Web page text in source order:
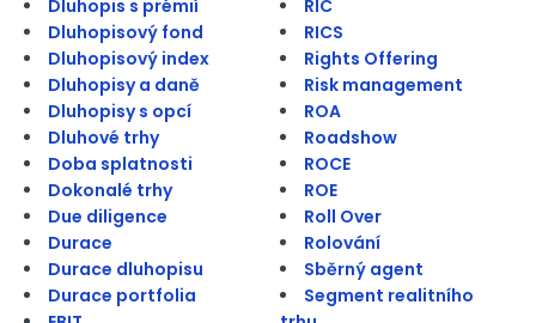
Dluhopis s prémií
Dluhopisový fond
Dluhopisový index
Dluhopisy a daně
Dluhopisy s opcí
Dluhové trhy
Doba splatnosti
Dokonalé trhy
Due diligence
Durace
Durace dluhopisu
Durace portfolia
RIC
RICS
Rights Offering
Risk management
ROA
Roadshow
ROCE
ROE
Roll Over
Rolování
Sběrný agent
Segment realitního